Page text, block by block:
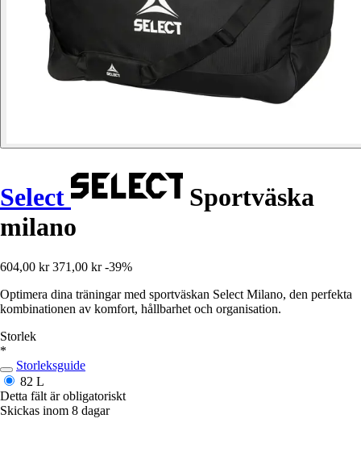
Select
Sportväska
milano
604,00 kr 371,00 kr -39%
Optimera dina träningar med sportväskan Select Milano, den perfekta
kombinationen av komfort, hållbarhet och organisation.
Storlek
*
Storleksguide
82 L
Detta fält är obligatoriskt
Skickas inom 8 dagar